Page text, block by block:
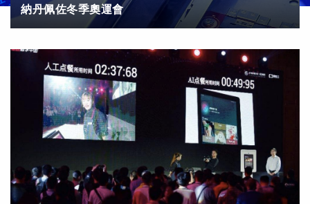
納丹佩佐冬季奧運會